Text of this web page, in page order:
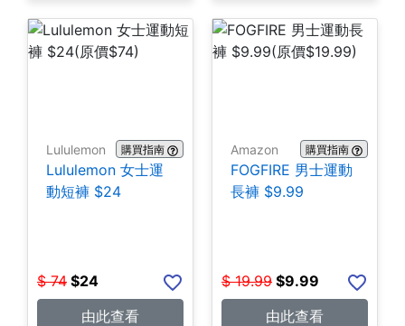
Lululemon 購買指南
Lululemon 女士運
動短褲 $24
$ 74 $24
由此查看
Amazon 購買指南
FOGFIRE 男士運動
長褲 $9.99
$ 19.99 $9.99
由此查看